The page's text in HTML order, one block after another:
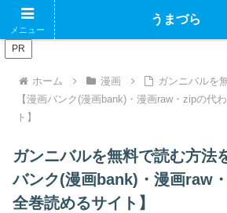
ブログで収益化できるかやってみ
PR
ホーム 漫画
ガンニバルを
【漫画バンク(漫画bank)・漫画raw・zipの代
ト】
ガンニバルを無料で読む方法
バンク(漫画bank)・漫画raw
全巻読めるサイト】
メニュー
うまづら